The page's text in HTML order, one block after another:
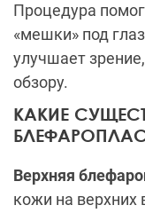
Процедура
«мешки» под
улучшает
обзору.
КАКИЕ
Верхняя
кожи на верхних